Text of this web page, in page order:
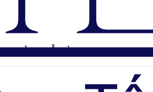
CHỦ DIỄN ĐÀN